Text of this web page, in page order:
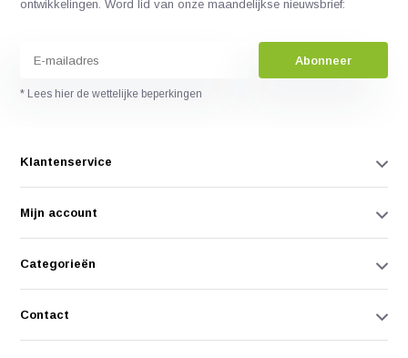
ontwikkelingen. Word lid van onze maandelijkse nieuwsbrief:
Abonneer
* Lees hier de wettelijke beperkingen
Klantenservice
Mijn account
Categorieën
Contact